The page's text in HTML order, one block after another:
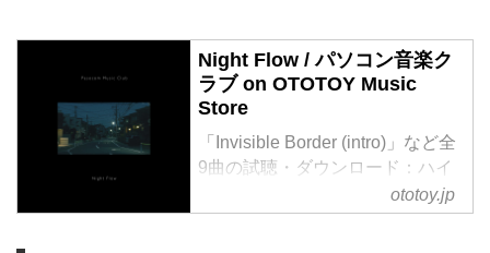
Night Flow / パソコン音楽ク
ラブ on OTOTOY Music
Store
「Invisible Border (intro)」など全
9曲の試聴・ダウンロード：ハイ
レゾ音楽配信と音楽記事は
OTOTOYで！ ロングヒットした
ototoy.jp